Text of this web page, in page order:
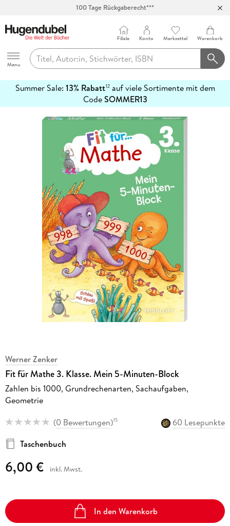
100 Tage Rückgaberecht***
Hugendubel
Menu
Filiale Konto Merkzettel Warenkorb
Summer Sale: 13% Rabatt12auf viele Sortimente mit dem
CodeSOMMER13
erfahren
Werner Zenker
Fit für Mathe 3. Klasse. Mein 5-Minuten-Block
Zahlen bis 1000, Grundrechenarten, Sachaufgaben,
Geometrie
(0 Bewertungen)15
60 Lesepunkte
Taschenbuch
6,00 € inkl. Mwst.
In den Warenkorb